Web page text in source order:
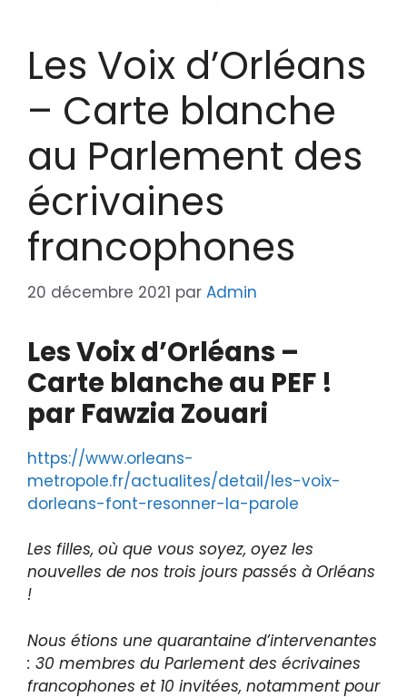
Les Voix d’Orléans
– Carte blanche
au Parlement des
écrivaines
francophones
20 décembre 2021 par Admin
Les Voix d’Orléans –
Carte blanche au PEF !
par Fawzia Zouari
https://www.orleans-
metropole.fr/actualites/detail/les-voix-
dorleans-font-resonner-la-parole
Les filles, où que vous soyez, oyez les
nouvelles de nos trois jours passés à Orléans
!
Nous étions une quarantaine d’intervenantes
: 30 membres du Parlement des écrivaines
francophones et 10 invitées, notamment pour